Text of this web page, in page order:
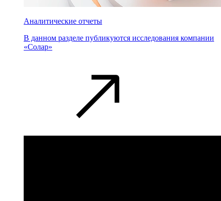
Аналитические отчеты
В данном разделе публикуются исследования компании
«Солар»